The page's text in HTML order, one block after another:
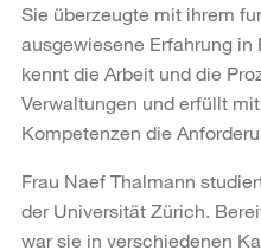
Sie überzeugte mit ihrem
ausgewiesene Erfahrung in
kennt die Arbeit und die
Verwaltungen und erfüllt
Kompetenzen die
Frau Naef Thalmann
der Universität Zürich.
war sie in verschiedenen